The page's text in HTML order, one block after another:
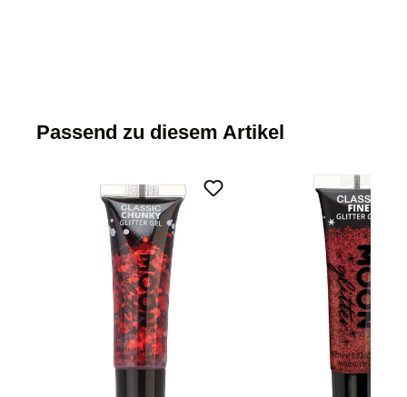
Passend zu diesem Artikel